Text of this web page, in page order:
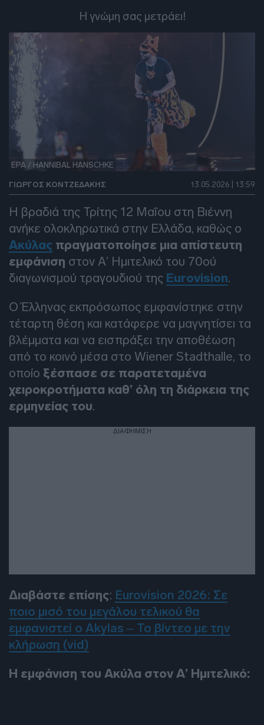
Η γνώμη σας μετράει!
EPA / HANNIBAL HANSCHKE
ΓΙΏΡΓΟΣ ΚΟΝΤΖΕΔΆΚΗΣ 13.05.2026 | 13:59
Η βραδιά της Τρίτης 12 Μαΐου στη Βιέννη
ανήκε ολοκληρωτικά στην Ελλάδα, καθώς ο
Ακύλας πραγματοποίησε μια απίστευτη
εμφάνιση στον Α’ Ημιτελικό του 70ού
διαγωνισμού τραγουδιού της Eurovision.
Ο Έλληνας εκπρόσωπος εμφανίστηκε στην
τέταρτη θέση και κατάφερε να μαγνητίσει τα
βλέμματα και να εισπράξει την αποθέωση
από το κοινό μέσα στο Wiener Stadthalle, το
οποίο ξέσπασε σε παρατεταμένα
χειροκροτήματα καθ’ όλη τη διάρκεια της
ερμηνείας του.
ΔΙΑΦΗΜΙΣΗ
Διαβάστε επίσης: Eurovision 2026: Σε
ποιο μισό του μεγάλου τελικού θα
εμφανιστεί ο Akylas – Το βίντεο με την
κλήρωση (vid)
Η εμφάνιση του Ακύλα στον Α’ Ημιτελικό: